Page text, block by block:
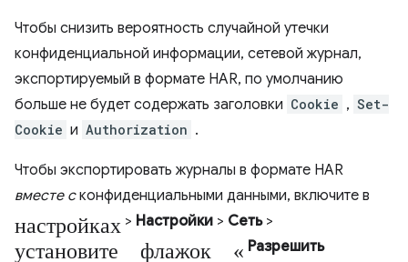
Чтобы снизить вероятность случайной утечки
конфиденциальной информации, сетевой журнал,
экспортируемый в формате HAR, по умолчанию
больше не будет содержать заголовки Cookie , Set-
Cookie и Authorization .
Чтобы экспортировать журналы в формате HAR
вместе сконфиденциальными данными, включите в
настройках > Настройки > Сеть>
установите флажок « Разрешить